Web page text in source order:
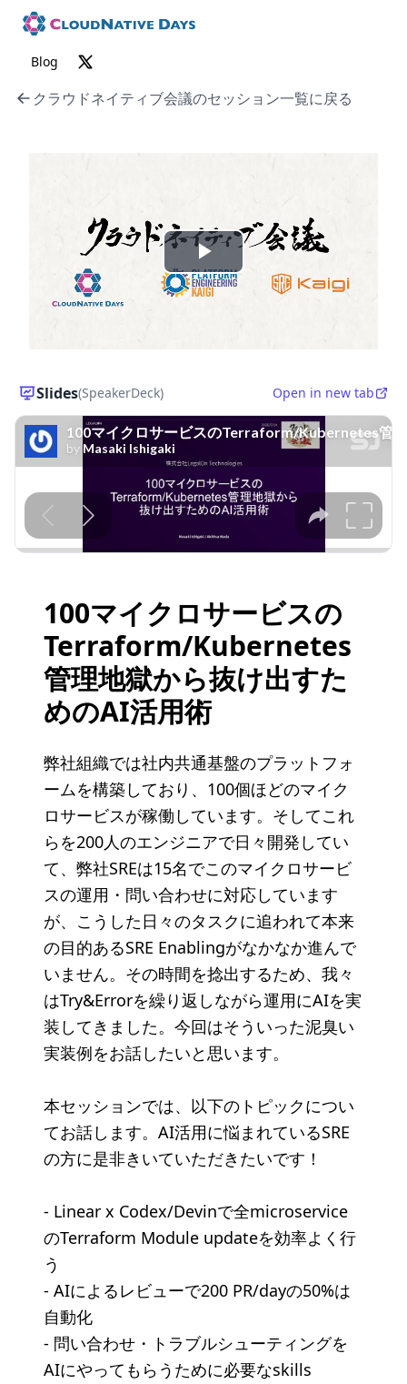
Blog
クラウドネイティブ会議のセッション一覧に戻る
P
V
i
d
e
o
Slides(SpeakerDeck) Open in new tab
100マイクロサービスの
Terraform/Kubernetes
管理地獄から抜け出すた
めのAI活用術
弊社組織では社内共通基盤のプラットフォ
ームを構築しており、100個ほどのマイク
ロサービスが稼働しています。そしてこれ
らを200人のエンジニアで日々開発してい
て、弊社SREは15名でこのマイクロサービ
スの運用・問い合わせに対応しています
が、こうした日々のタスクに追われて本来
の目的あるSRE Enablingがなかなか進んで
いません。その時間を捻出するため、我々
はTry&Errorを繰り返しながら運用にAIを実
装してきました。今回はそういった泥臭い
実装例をお話したいと思います。
本セッションでは、以下のトピックについ
てお話します。AI活用に悩まれているSRE
の方に是非きいていただきたいです！
- Linear x Codex/Devinで全microservice
のTerraform Module updateを効率よく行
う
- AIによるレビューで200 PR/dayの50%は
自動化
- 問い合わせ・トラブルシューティングを
AIにやってもらうために必要なskills